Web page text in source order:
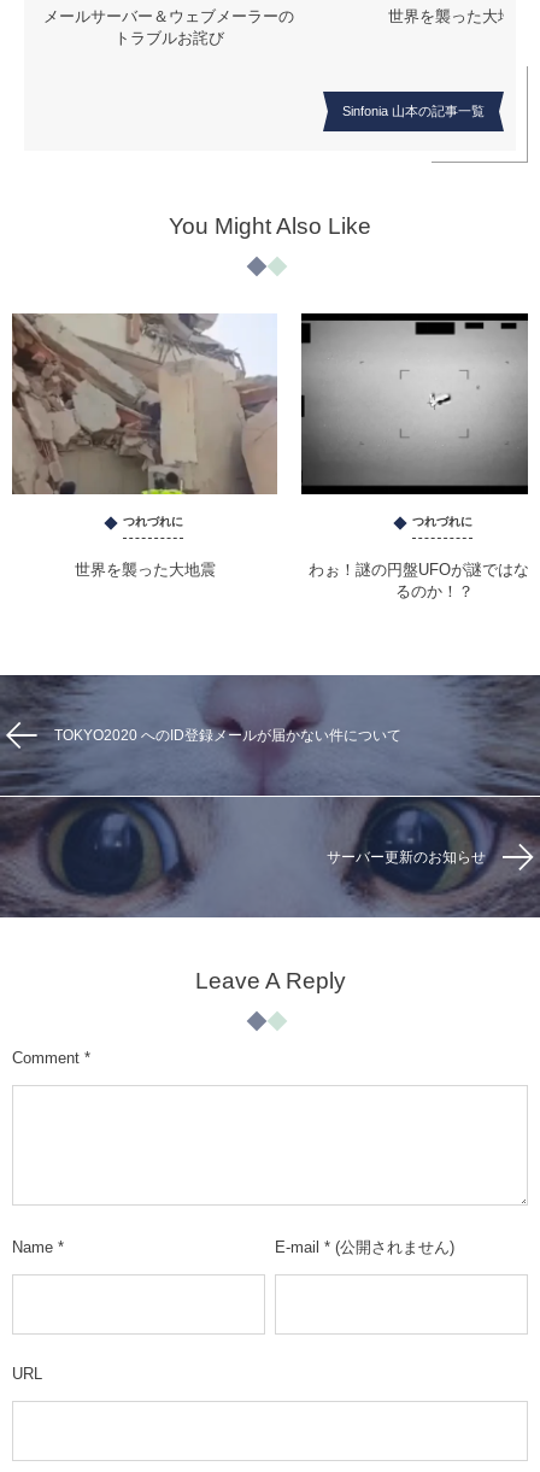
メールサーバー＆ウェブメーラーの
トラブルお詫び
世界を襲った大地震
Sinfonia 山本の記事一覧
You Might Also Like
つれづれに
世界を襲った大地震
つれづれに
わぉ！謎の円盤UFOが謎ではな
るのか！？
TOKYO2020 へのID登録メールが届かない件について
サーバー更新のお知らせ
Leave A Reply
Comment *
Name * E-mail * (公開されません)
URL